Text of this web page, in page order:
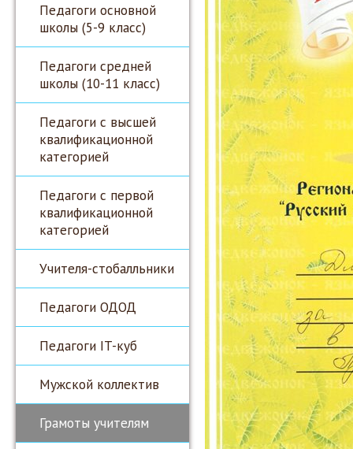
Педагоги основной
школы (5-9 класс)
Педагоги средней
школы (10-11 класс)
Педагоги с высшей
квалификационной
категорией
Педагоги с первой
квалификационной
категорией
Учителя-стобалльники
Педагоги ОДОД
Педагоги IT-куб
Мужской коллектив
Грамоты учителям